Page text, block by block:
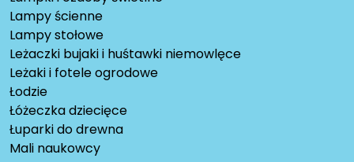
Lampy ścienne
Lampy stołowe
Leżaczki bujaki i huśtawki niemowlęce
Leżaki i fotele ogrodowe
Łodzie
Łóżeczka dziecięce
Łuparki do drewna
Mali naukowcy